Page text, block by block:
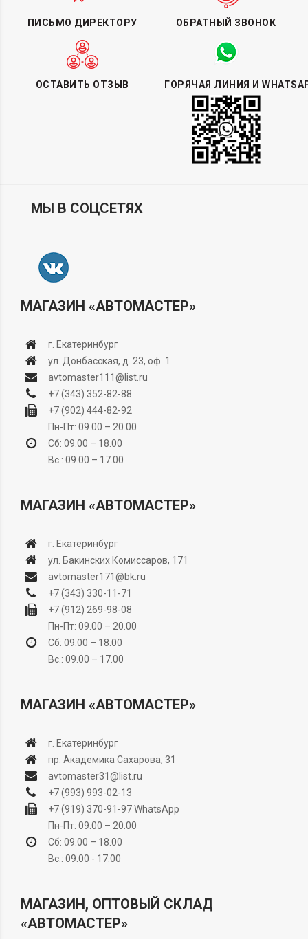
ПИСЬМО ДИРЕКТОРУ ОБРАТНЫЙ ЗВОНОК
ОСТАВИТЬ ОТЗЫВ ГОРЯЧАЯ ЛИНИЯ И
МЫ В СОЦСЕТЯХ
МАГАЗИН «АВТОМАСТЕР»
г. Екатеринбург
ул. Донбасская, д. 23, оф. 1
avtomaster111@list.ru
+7 (343) 352-82-88
+7 (902) 444-82-92
Пн-Пт: 09.00 – 20.00
Сб: 09.00 – 18.00
Вс.: 09.00 – 17.00
МАГАЗИН «АВТОМАСТЕР»
г. Екатеринбург
ул. Бакинских Комиссаров, 171
avtomaster171@bk.ru
+7 (343) 330-11-71
+7 (912) 269-98-08
Пн-Пт: 09.00 – 20.00
Сб: 09.00 – 18.00
Вс.: 09.00 – 17.00
МАГАЗИН «АВТОМАСТЕР»
г. Екатеринбург
пр. Академика Сахарова, 31
avtomaster31@list.ru
+7 (993) 993-02-13
+7 (919) 370-91-97WhatsApp
Пн-Пт: 09.00 – 20.00
Сб: 09.00 – 18.00
Вс.: 09.00 - 17.00
МАГАЗИН, ОПТОВЫЙ СКЛАД
«АВТОМАСТЕР»